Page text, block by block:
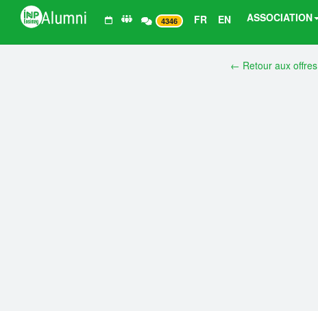
4346 FR EN ASSOCIATION
← Retour aux offres